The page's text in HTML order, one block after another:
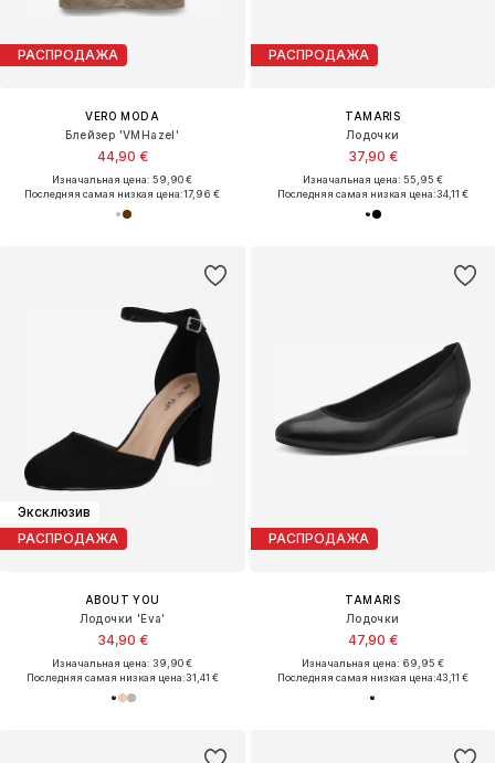
РАСПРОДАЖА
VERO MODA
Блейзер 'VMHazel'
44,90 €
Изначальная цена: 59,90 €
Последняя самая низкая цена:17,96 €
РАСПРОДАЖА
TAMARIS
Лодочки
37,90 €
Изначальная цена: 55,95 €
Последняя самая низкая цена:34,11 €
Эксклюзив
РАСПРОДАЖА
ABOUT YOU
Лодочки 'Eva'
34,90 €
Изначальная цена: 39,90 €
Последняя самая низкая цена:31,41 €
РАСПРОДАЖА
TAMARIS
Лодочки
47,90 €
Изначальная цена: 69,95 €
Последняя самая низкая цена:43,11 €